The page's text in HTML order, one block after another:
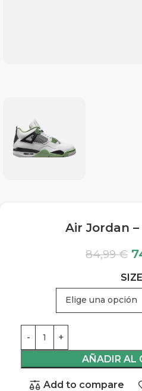
Air Jordan
84,99€
SIZE
AÑADIR AL
Add to compare